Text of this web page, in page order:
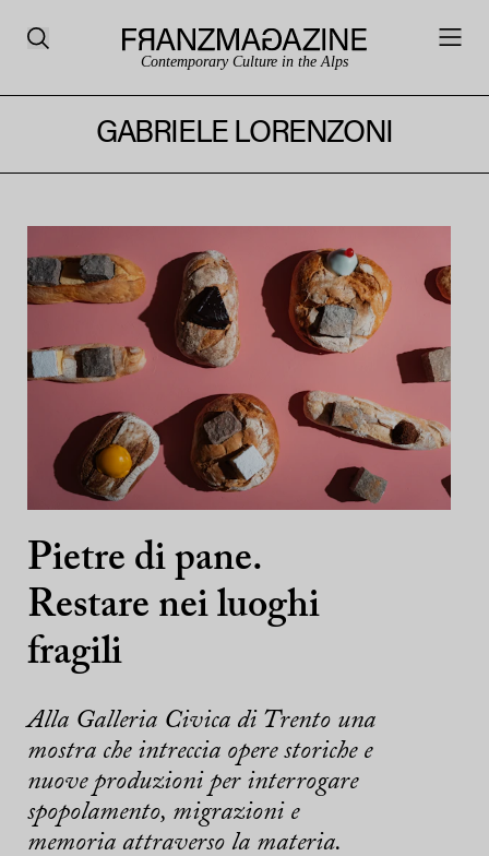
Contemporary Culture in the Alps
GABRIELE LORENZONI
Pietre di pane.
Restare nei luoghi
fragili
Alla Galleria Civica di Trento una
mostra che intreccia opere storiche e
nuove produzioni per interrogare
spopolamento, migrazioni e
memoria attraverso la materia.